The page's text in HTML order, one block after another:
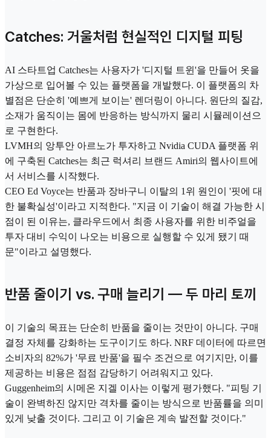
Catches: 거울처럼 현실적인 디지털 피팅
AI 스타트업 Catches는 사용자가 '디지털 트윈'을 만들어 옷을
가상으로 입어볼 수 있는 플랫폼을 개발했다. 이 플랫폼의 차
별점은 단순히 '예쁘게 보이는' 렌더링이 아니다. 원단의 질감,
소재가 움직이는 몸에 반응하는 방식까지 물리 시뮬레이션으
로 구현한다.
LVMH의 앙투안 아르노가 투자하고 Nvidia CUDA 플랫폼 위
에 구축된 Catches는 최근 럭셔리 브랜드 Amiri의 웹사이트에
서 서비스를 시작했다.
CEO Ed Voyce는 반품과 장바구니 이탈의 1위 원인이 '핏에 대
한 불확실성'이라고 지적한다. "지금 이 기술이 해결 가능한 시
점이 된 이유는, 클라우드에서 최종 사용자를 위한 비주얼을
투자 대비 수익이 나오는 비용으로 실행할 수 있게 됐기 때
문"이라고 설명했다.
반품 줄이기 vs. 구매 늘리기 — 두 마리 토끼
이 기술의 목표는 단순히 반품을 줄이는 것만이 아니다. 구매
결정 자체를 강화하는 도구이기도 하다. NRF 데이터에 따르면
소비자의 82%가 '무료 반품'을 필수 조건으로 여기지만, 이를
제공하는 비용은 점점 감당하기 어려워지고 있다.
Guggenheim의 시메온 지겔 이사는 이렇게 평가했다. "피팅 기
술이 완벽하진 않지만 격차를 줄이는 방식으로 반품률을 의미
있게 낮출 것이다. 그리고 이 기술은 계속 발전할 것이다."